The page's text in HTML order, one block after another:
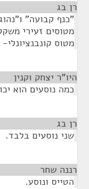
רן בג
"כנף קבועה"
מטוסים זעירי
מטוס
היו"ר יצחק וקנין
כמה נוסעים הוא
רן בג
שני נוסעים בלבד.
רננה שחר
הטייס ונוסע.